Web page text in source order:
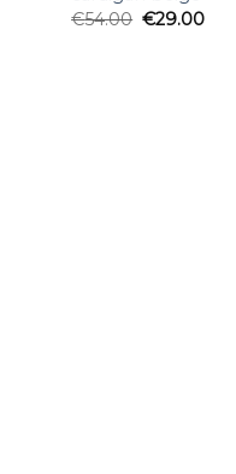
€54.00 €29.00